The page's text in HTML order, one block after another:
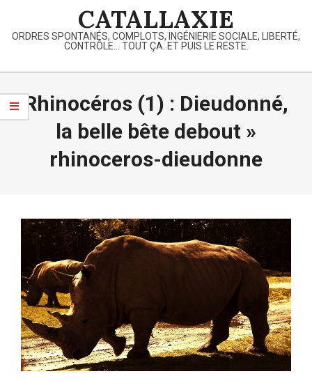
content
CATALLAXIE
ORDRES SPONTANÉS, COMPLOTS, INGÉNIERIE SOCIALE, LIBERTÉ,
CONTRÔLE… TOUT ÇA. ET PUIS LE RESTE.
Primary
Menu
Rhinocéros (1) : Dieudonné,
la belle bête debout »
rhinoceros-dieudonne